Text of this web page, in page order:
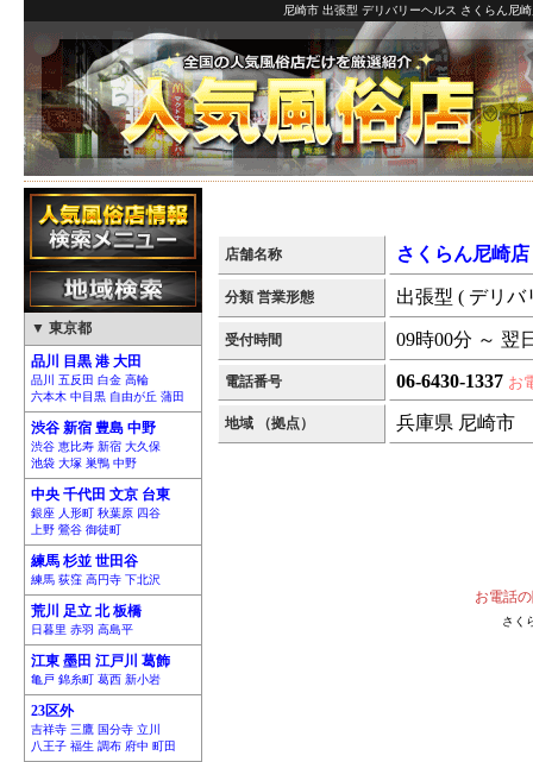
尼崎市 出張型 デリバリーヘルス さくらん尼
▼ 東京都
品川 目黒 港 大田
品川 五反田 白金 高輪
六本木 中目黒 自由が丘 蒲田
渋谷 新宿 豊島 中野
渋谷 恵比寿 新宿 大久保
池袋 大塚 巣鴨 中野
中央 千代田 文京 台東
銀座 人形町 秋葉原 四谷
上野 鶯谷 御徒町
練馬 杉並 世田谷
練馬 荻窪 高円寺 下北沢
荒川 足立 北 板橋
日暮里 赤羽 高島平
江東 墨田 江戸川 葛飾
亀戸 錦糸町 葛西 新小岩
23区外
吉祥寺 三鷹 国分寺 立川
八王子 福生 調布 府中 町田
店舗名称 さくらん尼崎店
分類 営業形態 出張型 ( デリバ
受付時間 09時00分 ～ 翌
電話番号 06-6430-1337 お
地域 （拠点） 兵庫県 尼崎市
お電話
さく